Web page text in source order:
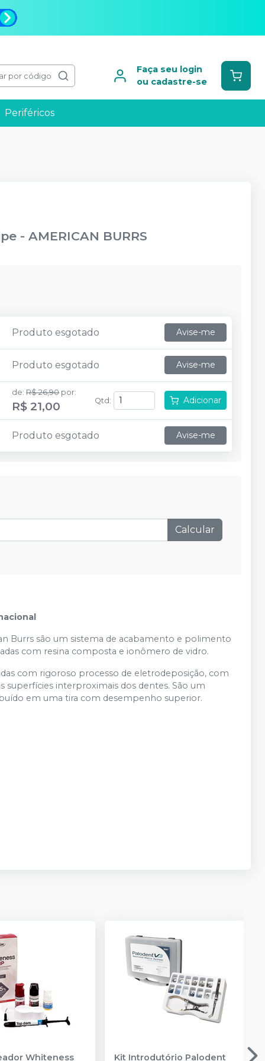
por código
Faça seu login
ou cadastre-se
Periféricos
-AMERICAN BURRS
Produto esgotado Avise-me
Produto esgotado Avise-me
de: R$ 26,90 por:
R$ 21,00 Qtd : Adicionar
Produto esgotado Avise-me
Calcular
Burrs são um sistema de acabamento e polimento
com resina composta e ionômero de vidro.
com rigoroso processo de eletrodeposição, com
superfícies interproximais dos dentes. São um
em uma tira com desempenho superior.
Whiteness
Kit Introdutório Palodent